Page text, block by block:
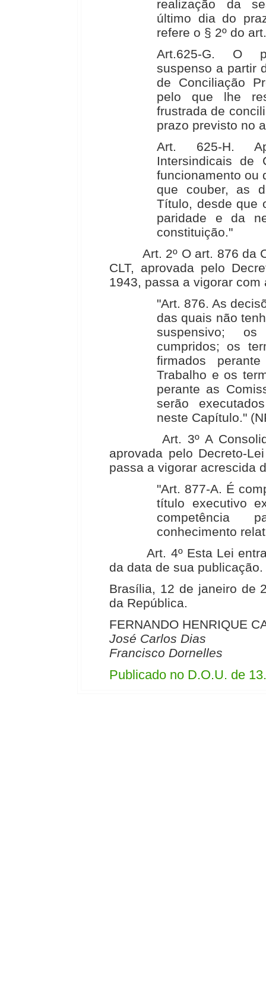
realização da
último dia do
refere o § 2º do
Art.625-G. O
suspenso a partir
de Conciliação
pelo que lhe
frustrada de
prazo previsto no
Art. 625-H.
Intersindicais de
funcionamento ou
que couber, as
Título, desde que
paridade e da
constituição."
Art. 2º O art. 876 da
CLT, aprovada pelo
1943, passa a vigorar com
"Art. 876. As
das quais não
suspensivo;
cumpridos; os
firmados
Trabalho e os
perante as
serão
neste Capítulo."
Art. 3º A
aprovada pelo Decreto-
passa a vigorar acrescida
"Art. 877-A. É
título executivo
conhecimento
Art. 4º Esta Lei entra
da data de sua publicação.
Brasília, 12 de janeiro de
da República.
FERNANDO HENRIQUE
José Carlos Dias
Francisco Dornelles
Publicado no D.O.U. de